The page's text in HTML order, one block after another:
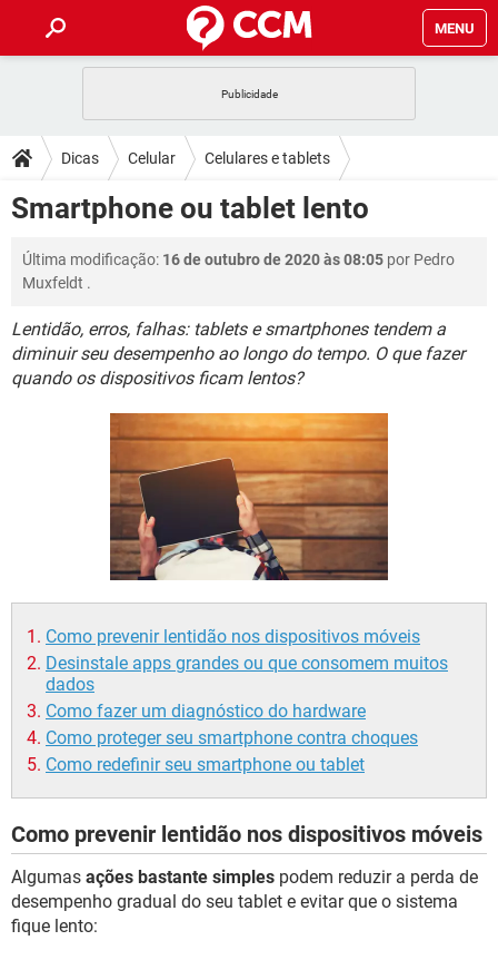
MENU
CELULAR FACEBOOK
OUTLOOK EXCEL
GUIA DE COMPRAS
DICAS
JOGOS
CELULAR FACEBOOK
OUTLOOK EXCEL
GUIA DE COMPRAS
DOWNLOADS
CELULAR
INSTAGRAM GMAIL
GUIA DE COMPRAS
FÓRUM
CELULAR FACEBOOK
OUTLOOK EXCEL
GMAIL
JOGOS WHATSAPP
EXCEL
GMAIL
GUIA DE COMPRAS
Dicas Celular Celulares e tablets
Smartphone ou tablet lento
Última modificação: 16 de outubro de 2020 às 08:05 por Pedro
Muxfeldt .
Lentidão, erros, falhas: tablets e smartphones tendem a
diminuir seu desempenho ao longo do tempo. O que fazer
quando os dispositivos ficam lentos?
Como prevenir lentidão nos dispositivos móveis
Desinstale apps grandes ou que consomem muitos
dados
Como fazer um diagnóstico do hardware
Como proteger seu smartphone contra choques
Como redefinir seu smartphone ou tablet
Como prevenir lentidão nos dispositivos móveis
Algumas ações bastante simples podem reduzir a perda de
desempenho gradual do seu tablet e evitar que o sistema
fique lento: